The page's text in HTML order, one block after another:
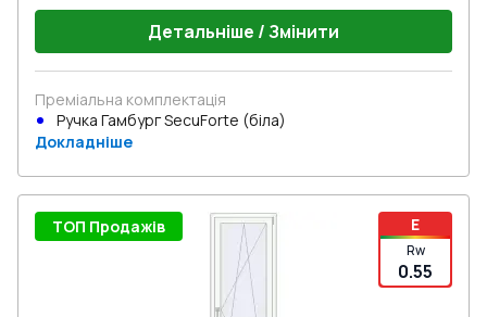
Детальніше / Змінити
Преміальна комплектація
Ручка Гамбург SecuForte (біла)
Докладніше
E
Rw
0.55
ТОП Продажів